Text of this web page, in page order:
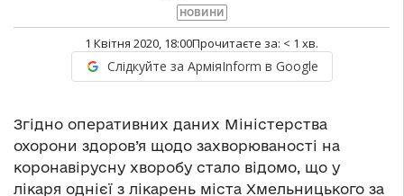
НОВИНИ
1 Квітня 2020, 18:00Прочитаєте за: < 1 хв.
Слідкуйте за АрміяInform в Google
Згідно оперативних даних Міністерства
охорони здоров’я щодо захворюваності на
коронавірусну хворобу стало відомо, що у
лікаря однієї з лікарень міста Хмельницького за